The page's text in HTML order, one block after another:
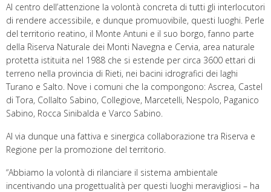
Al centro dell’attenzione la volontà concreta di tutti gli interlocutori
di rendere accessibile, e dunque promuovibile, questi luoghi. Perle
del territorio reatino, il Monte Antuni e il suo borgo, fanno parte
della Riserva Naturale dei Monti Navegna e Cervia, area naturale
protetta istituita nel 1988 che si estende per circa 3600 ettari di
terreno nella provincia di Rieti, nei bacini idrografici dei laghi
Turano e Salto. Nove i comuni che la compongono: Ascrea, Castel
di Tora, Collalto Sabino, Collegiove, Marcetelli, Nespolo, Paganico
Sabino, Rocca Sinibalda e Varco Sabino.
Al via dunque una fattiva e sinergica collaborazione tra Riserva e
Regione per la promozione del territorio.
“Abbiamo la volontà di rilanciare il sistema ambientale
incentivando una progettualità per questi luoghi meravigliosi – ha